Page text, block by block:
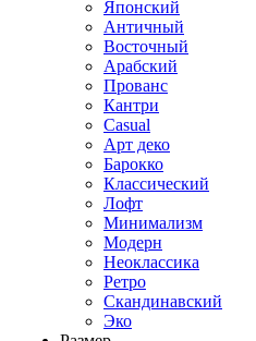
Японский
Античный
Восточный
Арабский
Прованс
Кантри
Casual
Арт деко
Барокко
Классический
Лофт
Минимализм
Модерн
Неоклассика
Ретро
Скандинавский
Эко